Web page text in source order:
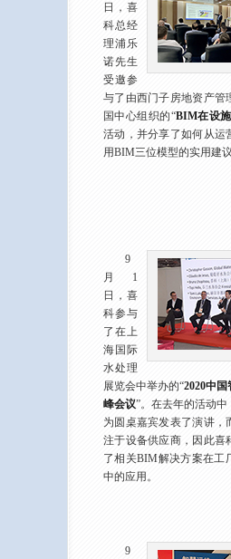
日，喜
科总经
理浦乐
诺先生
受邀参
与了由西门子房地资产管
国中心组织的“BIM在设
活动，并分享了如何从运
用BIM三位模型的实用建议
9
月1
日，喜
科参与
了在上
海国际
水处理
展览会中举办的“2020中
峰会议”。在去年的活动
为圆桌嘉宾发表了演讲，
注于设备供应商，因此喜
了相关BIM解决方案在工
中的应用。
9